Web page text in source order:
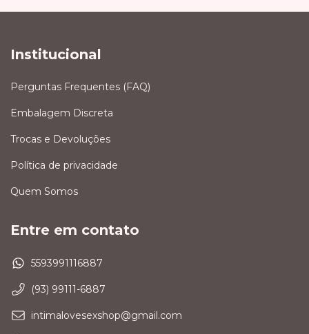
Institucional
Perguntas Frequentes (FAQ)
Embalagem Discreta
Trocas e Devoluções
Política de privacidade
Quem Somos
Entre em contato
5593991116887
(93) 99111-6887
intimalovesexshop@gmail.com